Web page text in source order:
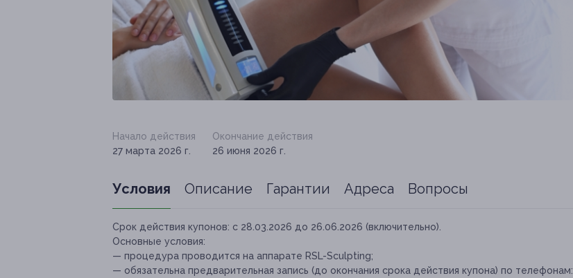
Начало действия
27 марта 2026 г.
Окончание действия
26 июня 2026 г.
Условия Описание Гарантии Адреса Вопросы
Срок действия купонов: с 28.03.2026 до 26.06.2026 (включительно).
Основные условия:
— процедура проводится на аппарате RSL-Sculpting;
— обязательна предварительная запись (до окончания срока действия купона) по телефонам: